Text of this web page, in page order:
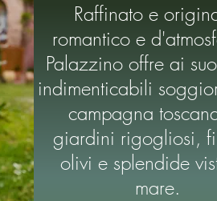
Raffinato e
romantico e
Palazzino offre ai
indimenticabili
campagna
giardini rigogliosi,
olivi e splendide
mare.